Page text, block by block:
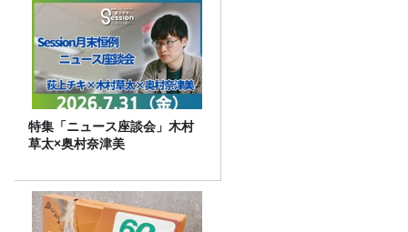
特集「ニュース座談会」木村
草太×奥村奈津美